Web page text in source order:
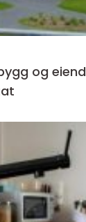
eiendom fra